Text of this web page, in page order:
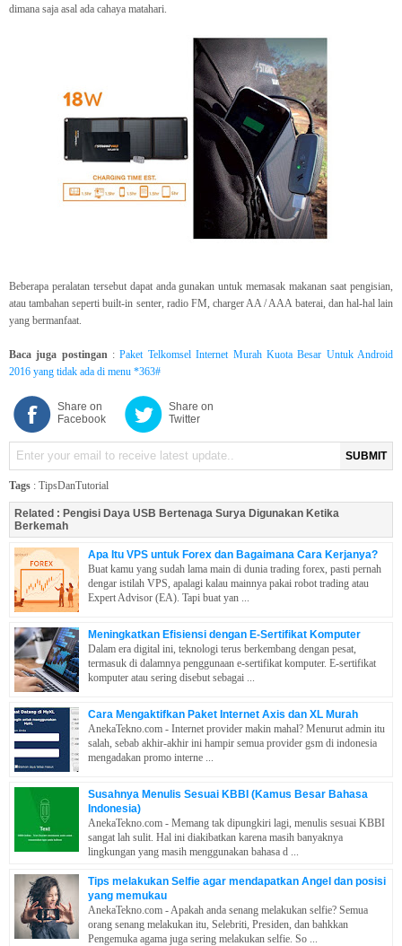
dimana saja asal ada cahaya matahari.
Beberapa peralatan tersebut dapat anda gunakan untuk memasak makanan saat pengisian,
atau tambahan seperti built-in senter, radio FM, charger AA / AAA baterai, dan hal-hal lain
yang bermanfaat.
Baca juga postingan:Paket Telkomsel Internet Murah Kuota Besar Untuk Android
2016 yang tidak ada di menu *363#
Share on
Facebook
Share on
Twitter
SUBMIT
Tags : TipsDanTutorial
Related : Pengisi Daya USB Bertenaga Surya Digunakan Ketika
Berkemah
Apa Itu VPS untuk Forex dan Bagaimana Cara Kerjanya?
Buat kamu yang sudah lama main di dunia trading forex, pasti pernah
dengar istilah VPS, apalagi kalau mainnya pakai robot trading atau
Expert Advisor (EA). Tapi buat yan ...
Meningkatkan Efisiensi dengan E-Sertifikat Komputer
Dalam era digital ini, teknologi terus berkembang dengan pesat,
termasuk di dalamnya penggunaan e-sertifikat komputer. E-sertifikat
komputer atau sering disebut sebagai ...
Cara Mengaktifkan Paket Internet Axis dan XL Murah
AnekaTekno.com - Internet provider makin mahal? Menurut admin itu
salah, sebab akhir-akhir ini hampir semua provider gsm di indonesia
mengadakan promo interne ...
Susahnya Menulis Sesuai KBBI (Kamus Besar Bahasa
Indonesia)
AnekaTekno.com - Memang tak dipungkiri lagi, menulis sesuai KBBI
sangat lah sulit. Hal ini diakibatkan karena masih banyaknya
lingkungan yang masih menggunakan bahasa d ...
Tips melakukan Selfie agar mendapatkan Angel dan posisi
yang memukau
AnekaTekno.com - Apakah anda senang melakukan selfie? Semua
orang senang melakukan itu, Selebriti, Presiden, dan bahkkan
Pengemuka agama juga sering melakukan selfie. So ...